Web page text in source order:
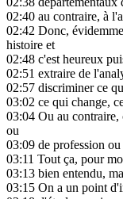
02:40 au contraire, à
02:42 Donc,
histoire et
02:48 c'est heureux
02:51 extraire de
02:57 discriminer ce
03:02 ce qui change,
03:04 Ou au contraire,
ou
03:09 de profession ou
03:11 Tout ça, pour
03:13 bien entendu,
03:15 On a un point